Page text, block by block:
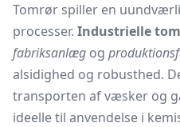
Tomrør spiller en
processer. Industrielle
fabriksanlæg og
alsidighed og robusthed.
transporten af væsker og
ideelle til anvendelse i